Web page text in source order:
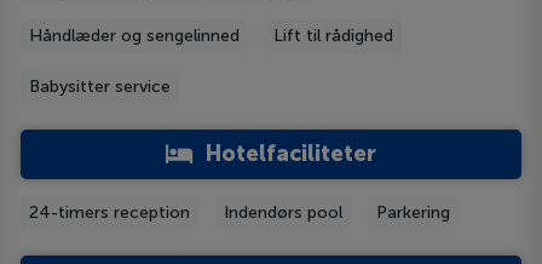
Håndlæder og sengelinned Lift til rådighed
Babysitter service
Hotelfaciliteter
24-timers reception Indendørs pool Parkering